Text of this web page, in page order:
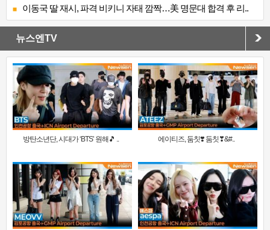
이동국 딸 재시, 파격 비키니 자태 깜짝…美 명문대 합격 후 리..
뉴스엔TV
방탄소년단, 시대가 ‘BTS’ 원해🎵 .. 에이티즈, 둠칫❣️ 둠칫❣&#..